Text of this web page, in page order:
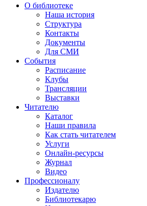
О библиотеке
Наша история
Структура
Контакты
Документы
Для СМИ
События
Расписание
Клубы
Трансляции
Выставки
Читателю
Каталог
Наши правила
Как стать читателем
Услуги
Онлайн-ресурсы
Журнал
Видео
Профессионалу
Издателю
Библиотекарю